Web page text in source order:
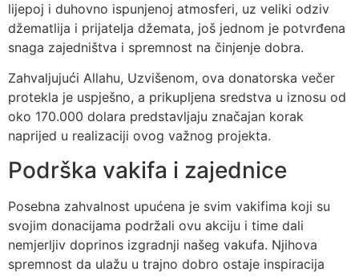
lijepoj i duhovno ispunjenoj atmosferi, uz veliki odziv
džematlija i prijatelja džemata, još jednom je potvrđena
snaga zajedništva i spremnost na činjenje dobra.
Zahvaljujući Allahu, Uzvišenom, ova donatorska večer
protekla je uspješno, a prikupljena sredstva u iznosu od
oko 170.000 dolara predstavljaju značajan korak
naprijed u realizaciji ovog važnog projekta.
Podrška vakifa i zajednice
Posebna zahvalnost upućena je svim vakifima koji su
svojim donacijama podržali ovu akciju i time dali
nemjerljiv doprinos izgradnji našeg vakufa. Njihova
spremnost da ulažu u trajno dobro ostaje inspiracija